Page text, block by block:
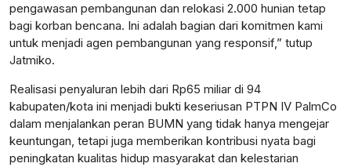
pengawasan pembangunan dan relokasi 2.000 hunian tetap
bagi korban bencana. Ini adalah bagian dari komitmen kami
untuk menjadi agen pembangunan yang responsif,” tutup
Jatmiko.
Realisasi penyaluran lebih dari Rp65 miliar di 94
kabupaten/kota ini menjadi bukti keseriusan PTPN IV PalmCo
dalam menjalankan peran BUMN yang tidak hanya mengejar
keuntungan, tetapi juga memberikan kontribusi nyata bagi
peningkatan kualitas hidup masyarakat dan kelestarian